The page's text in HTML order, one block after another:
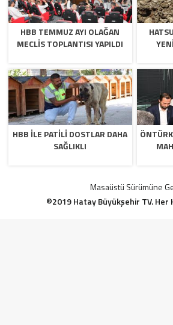
HBB TEMMUZ AYI OLAĞAN
MECLİS TOPLANTISI YAPILDI
HBB İLE PATİLİ DOSTLAR DAHA
SAĞLIKLI
Masaüstü Sürümüne
©2019 Hatay Büyükşehir TV. Her